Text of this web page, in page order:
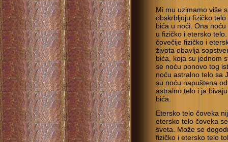
Mi mu uzimamo više
obskrbljuju fizičko
bića u noći. Ona
u fizičko i etersko
čovečije fizičko i
života obavlja
bića, koja su jednom
se noću ponovo tog
noću astralno telo sa
su noću napuštena
astralno telo i ja
bića.
Etersko telo čoveka
etersko telo čoveka
sveta. Može se
fizičko i etersko telo